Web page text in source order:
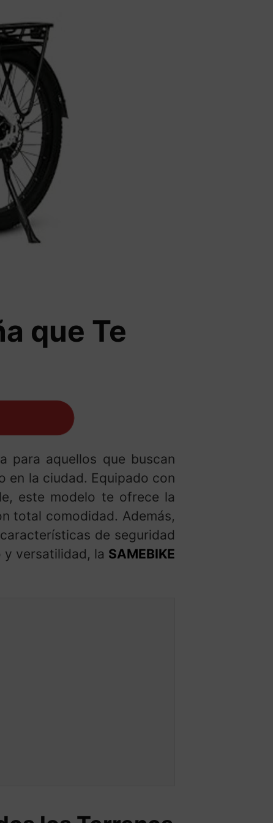
que Te
para aquellos que buscan
en la ciudad. Equipado con
este modelo te ofrece la
total comodidad. Además,
de seguridad
y versatilidad, la SAMEBIKE